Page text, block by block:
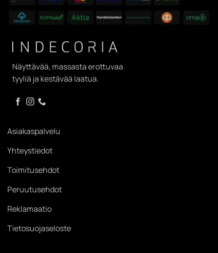
Näyttävää, massasta erottuvaa
tyyliä ja kestävää laatua.
Asiakaspalvelu
Yhteystiedot
Toimitusehdot
Peruutusehdot
Reklamaatio
Tietosuojaseloste